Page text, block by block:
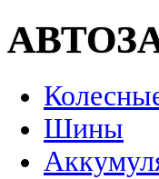
Шины